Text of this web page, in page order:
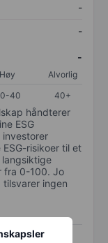
-
-
-
Høy
Alvorlig
40 40+
håndterer
ESG
investorer
risikoer til et
fra 0-100. Jo
ingen